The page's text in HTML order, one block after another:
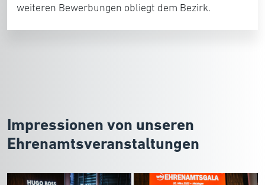
weiteren Bewerbungen obliegt dem Bezirk.
Impressionen von unseren
Ehrenamtsveranstaltungen